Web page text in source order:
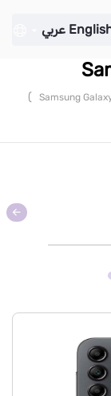
عربي
Samsung
)